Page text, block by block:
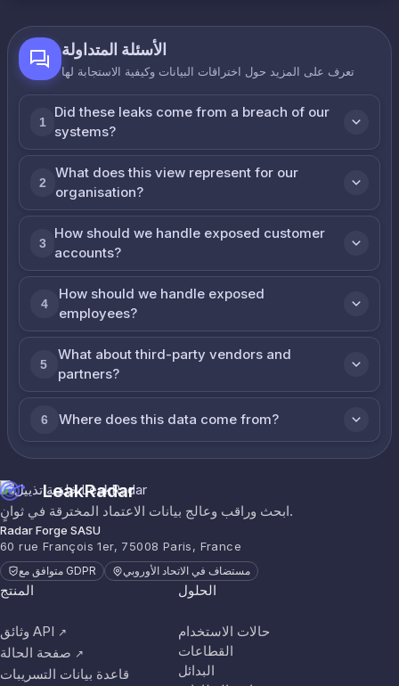
الأسئلة المتداولة
تعرف على المزيد حول اختراقات البيانات وكيفية الاستجابة لها
1
Did these leaks come from a breach of our
systems?
2
What does this view represent for our
organisation?
3
How should we handle exposed customer
accounts?
4
How should we handle exposed
employees?
5
What about third-party vendors and
partners?
6 Where does this data come from?
LeakRadar
ابحث وراقب وعالج بيانات الاعتماد المخترقة في ثوانٍ.
Radar Forge SASU
60 rue François 1er, 75008 Paris, France
متوافق مع GDPR مستضاف في الاتحاد الأوروبي
المنتج
وثائق API ↗
صفحة الحالة ↗
قاعدة بيانات التسريبات
الحلول
حالات الاستخدام
القطاعات
البدائل